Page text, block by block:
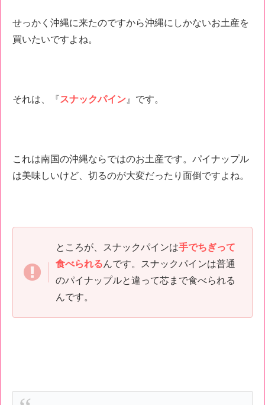
せっかく沖縄に来たのですから沖縄にしかないお土産を
買いたいですよね。
それは、『スナックパイン 』です。
これは南国の沖縄ならではのお土産です。パイナップル
は美味しいけど、切るのが大変だったり面倒ですよね。
ところが、スナックパインは手でちぎって
食べられるんです。スナックパインは普通
のパイナップルと違って芯まで食べられる
んです。